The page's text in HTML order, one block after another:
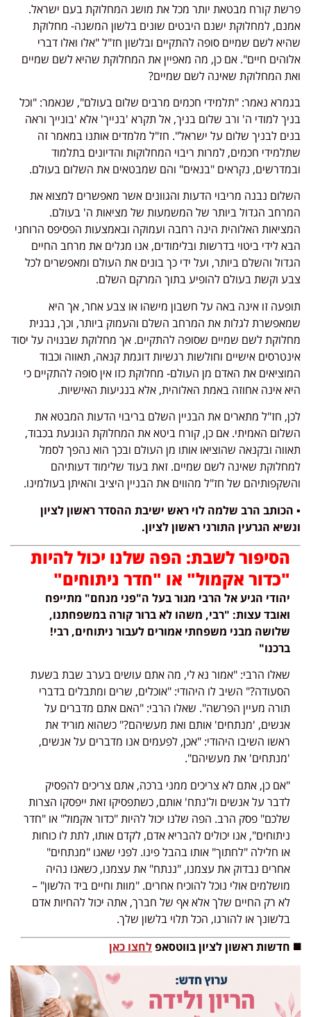
פרשת קורח מבטאת יותר מכל את מושג המחלוקת בעם ישראל.
אמנם, למחלוקת ישנם היבטים שונים בלשון המשנה- מחלוקת
שהיא לשם שמיים סופה להתקיים ובלשון חז"ל "אלו ואלו דברי
אלוהים חיים". אם כן, מה מאפיין את המחלוקת שהיא לשם שמיים
ואת המחלוקת שאינה לשם שמיים?
בגמרא נאמר: "תלמידי חכמים מרבים שלום בעולם", שנאמר: "וכל
בניך למודי ה' ורב שלום בניך, אל תקרא 'בנייך' אלא 'בונייך וראה
בנים לבניך שלום על ישראל". חז"ל מלמדים אותנו במאמר זה
שתלמידי חכמים, למרות ריבוי המחלוקות והדיונים בתלמוד
ובמדרשים, נקראים "בנאים" והם שמבטאים את השלום בעולם.
השלום נבנה מריבוי הדעות והגוונים אשר מאפשרים למצוא את
המרחב הגדול ביותר של המשמעות של מציאות ה' בעולם.
המציאות האלוהית הינה רחבה ועמוקה ובאמצעות הפסיפס הרוחני
הבא לידי ביטוי בדרשות ובלימודים, אנו מגלים את מרחב החיים
הגדול והשלם ביותר, ועל ידי כך בונים את העולם ומאפשרים לכל
צבע וקשת בעולם להופיע בתוך המרקם השלם.
תופעה זו אינה באה על חשבון מישהו או צבע אחר, אך היא
שמאפשרת לגלות את המרחב השלם והעמוק ביותר, וכך, נבנית
מחלוקת לשם שמיים שסופה להתקיים. אך מחלוקת שבנויה על יסוד
אינטרסים אישיים וחולשות רגשיות דוגמת קנאה, תאווה וכבוד
המוציאים את האדם מן העולם- מחלוקת כזו אין סופה להתקיים כי
היא אינה אחוזה באמת האלוהית, אלא בנגיעות האישיות.
לכן, חז"ל מתארים את הבניין השלם בריבוי הדעות המבטא את
השלום האמיתי. אם כן, קורח ביטא את המחלוקת הנוגעת בכבוד,
תאווה ובקנאה שהוציאו אותו מן העולם ובכך הוא נהפך לסמל
למחלוקת שאינה לשם שמיים. זאת בעוד שלימוד דעותיהם
והשקפותיהם של חז"ל מהווים את הבניין היציב והאיתן בעולמינו.
▪️ הכותב הרב שלמה לוי ראש ישיבת ההסדר ראשון לציון
ונשיא הגרעין התורני ראשון לציון.
הסיפור לשבת: הפה שלנו יכול להיות
"כדור אקמול" או "חדר ניתוחים"
יהודי הגיע אל הרבי מגור בעל ה"פני מנחם" מתייפח
ואובד עצות: "רבי, משהו לא ברור קורה במשפחתנו,
שלושה מבני משפחתי אמורים לעבור ניתוחים, רבי!
ברכנו"
שאלו הרבי: "אמור נא לי, מה אתם עושים בערב שבת בשעת
הסעודה?" השיב לו היהודי: "אוכלים, שרים ומתבלים בדברי
תורה מעיין הפרשה". שאלו הרבי: "האם אתם מדברים על
אנשים, 'מנתחים' אותם ואת מעשיהם?" כשהוא מוריד את
ראשו השיבו היהודי: "אכן, לפעמים אנו מדברים על אנשים,
'מנתחים' את מעשיהם".
"אם כן, אתם לא צריכים ממני ברכה, אתם צריכים להפסיק
לדבר על אנשים ול'נתח' אותם, כשתפסיקו זאת ייפסקו הצרות
שלכם" פסק הרב. הפה שלנו יכול להיות "כדור אקמול" או "חדר
ניתוחים", אנו יכולים להבריא אדם, לקדם אותו, לתת לו כוחות
או חלילה "לחתוך" אותו בהבל פינו. לפני שאנו "מנתחים"
אחרים נבדוק את עצמנו, "ננתח" את עצמנו, כשאנו נהיה
מושלמים אולי נוכל להוכיח אחרים. "מוות וחיים ביד הלשון" –
לא רק החיים שלך אלא אף של חברך, אתה יכול להחיות אדם
בלשונך או להורגו, הכל תלוי בלשון שלך.
◼️ חדשות ראשון לציון בווטסאפלחצו כאן